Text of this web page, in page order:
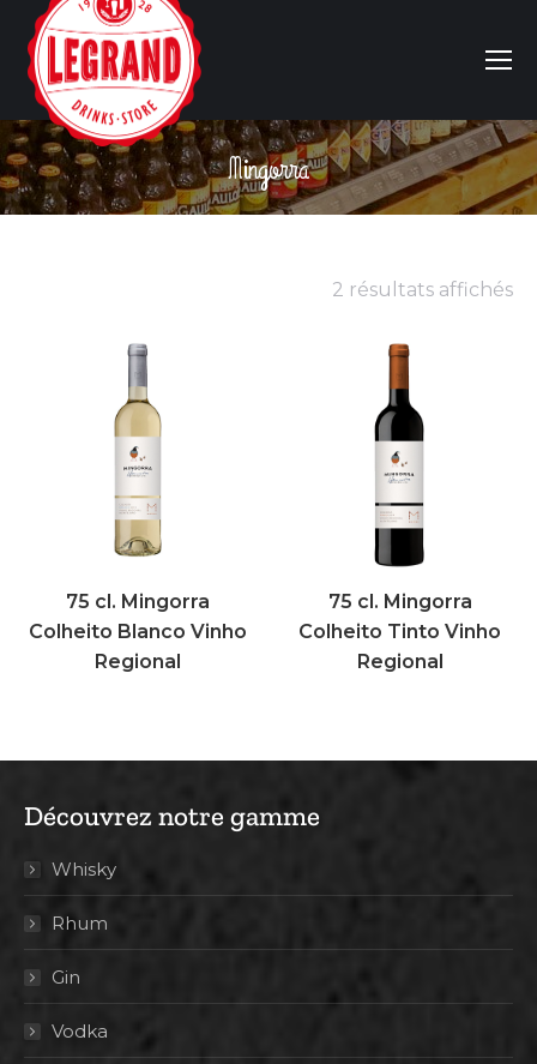
Mingorra
Vous êtes ici :
2 résultats affichés
75 cl. Mingorra
Colheito Blanco Vinho
Regional
75 cl. Mingorra
Colheito Tinto Vinho
Regional
Découvrez notre gamme
Whisky
Rhum
Gin
Vodka